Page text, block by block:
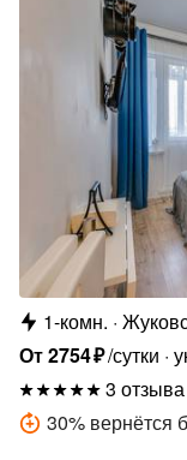
1-комн.
От2754₽/сутки
3 отзыва
30% вернётся